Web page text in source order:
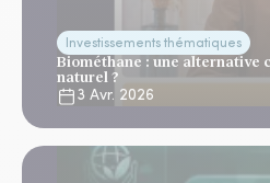
Investissements thématiques
Biométhane : une alternative
naturel ?
3 Avr. 2026